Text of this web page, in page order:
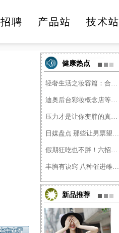
消费购物 休闲娱乐
招聘 产品站 技术站
健康热点
轻奢生活之妆容篇：合适的
迪奥后台彩妆概念店等上海�
压力才是让你变胖的真凶！
日媒盘点 那些让男票望而�
假期狂吃也不胖！六招应对�
丰胸有诀窍 八种催进雌激�
新品推荐